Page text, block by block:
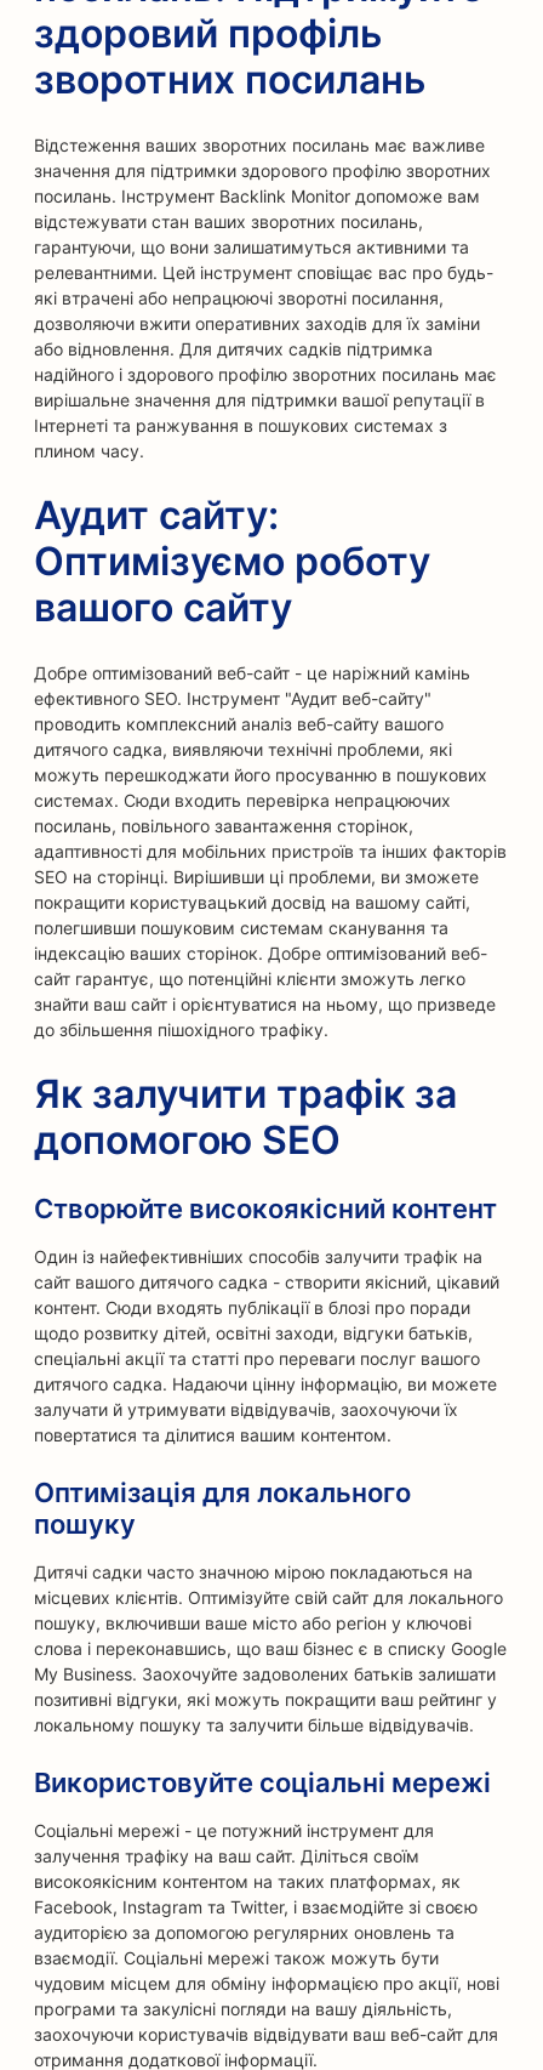
здоровий профіль
зворотних посилань
Відстеження ваших зворотних посилань має важливе
значення для підтримки здорового профілю зворотних
посилань. Інструмент Backlink Monitor допоможе вам
відстежувати стан ваших зворотних посилань,
гарантуючи, що вони залишатимуться активними та
релевантними. Цей інструмент сповіщає вас про будь-
які втрачені або непрацюючі зворотні посилання,
дозволяючи вжити оперативних заходів для їх заміни
або відновлення. Для дитячих садків підтримка
надійного і здорового профілю зворотних посилань має
вирішальне значення для підтримки вашої репутації в
Інтернеті та ранжування в пошукових системах з
плином часу.
Аудит сайту:
Оптимізуємо роботу
вашого сайту
Добре оптимізований веб-сайт - це наріжний камінь
ефективного SEO. Інструмент "Аудит веб-сайту"
проводить комплексний аналіз веб-сайту вашого
дитячого садка, виявляючи технічні проблеми, які
можуть перешкоджати його просуванню в пошукових
системах. Сюди входить перевірка непрацюючих
посилань, повільного завантаження сторінок,
адаптивності для мобільних пристроїв та інших факторів
SEO на сторінці. Вирішивши ці проблеми, ви зможете
покращити користувацький досвід на вашому сайті,
полегшивши пошуковим системам сканування та
індексацію ваших сторінок. Добре оптимізований веб-
сайт гарантує, що потенційні клієнти зможуть легко
знайти ваш сайт і орієнтуватися на ньому, що призведе
до збільшення пішохідного трафіку.
Як залучити трафік за
допомогою SEO
Створюйте високоякісний контент
Один із найефективніших способів залучити трафік на
сайт вашого дитячого садка - створити якісний, цікавий
контент. Сюди входять публікації в блозі про поради
щодо розвитку дітей, освітні заходи, відгуки батьків,
спеціальні акції та статті про переваги послуг вашого
дитячого садка. Надаючи цінну інформацію, ви можете
залучати й утримувати відвідувачів, заохочуючи їх
повертатися та ділитися вашим контентом.
Оптимізація для локального
пошуку
Дитячі садки часто значною мірою покладаються на
місцевих клієнтів. Оптимізуйте свій сайт для локального
пошуку, включивши ваше місто або регіон у ключові
слова і переконавшись, що ваш бізнес є в списку Google
My Business. Заохочуйте задоволених батьків залишати
позитивні відгуки, які можуть покращити ваш рейтинг у
локальному пошуку та залучити більше відвідувачів.
Використовуйте соціальні мережі
Соціальні мережі - це потужний інструмент для
залучення трафіку на ваш сайт. Діліться своїм
високоякісним контентом на таких платформах, як
Facebook, Instagram та Twitter, і взаємодійте зі своєю
аудиторією за допомогою регулярних оновлень та
взаємодії. Соціальні мережі також можуть бути
чудовим місцем для обміну інформацією про акції, нові
програми та закулісні погляди на вашу діяльність,
заохочуючи користувачів відвідувати ваш веб-сайт для
отримання додаткової інформації.